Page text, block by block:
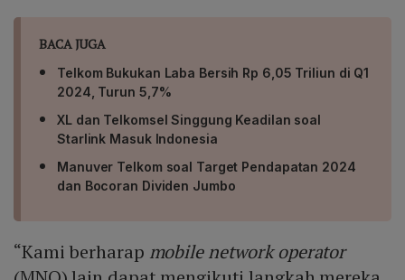
BACA JUGA
Telkom Bukukan Laba Bersih Rp 6,05 Triliun di Q1
2024, Turun 5,7%
XL dan Telkomsel Singgung Keadilan soal
Starlink Masuk Indonesia
Manuver Telkom soal Target Pendapatan 2024
dan Bocoran Dividen Jumbo
“Kami berharap mobile network operator